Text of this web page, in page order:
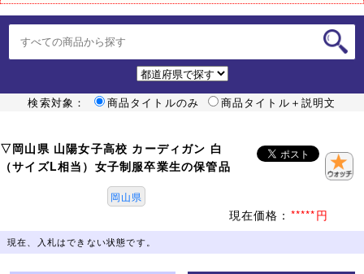
検索対象： 商品タイトルのみ 商品タイトル＋説明文
▽岡山県 山陽女子高校 カーディガン 白
（サイズL相当）女子制服卒業生の保管品
岡山県
現在価格： *****円
現在、入札はできない状態です。